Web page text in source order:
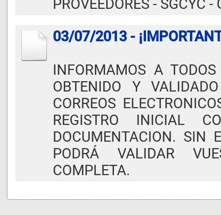
PROVEEDORES - SGCYC
03/07/2013 -
INFORMAMOS A
OBTENIDO Y
CORREOS
REGISTRO INICIAL
DOCUMENTACION. SIN
PODRÁ VALIDAR
COMPLETA.